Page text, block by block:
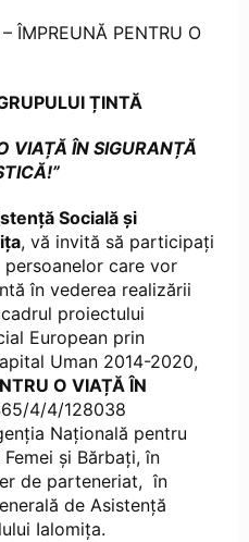
ÎMPREUNĂ PENTRU O
ȚINTĂ
VIAȚĂ ÎN SIGURANȚĂ
Ă!”
Socială și
, vă invită să participați
care vor
în vederea realizării
proiectului
European prin
Uman 2014-2020,
O VIAȚĂ ÎN
4/4/128038
Națională pentru
și Bărbați, în
de parteneriat, în
de Asistență
Ialomița.